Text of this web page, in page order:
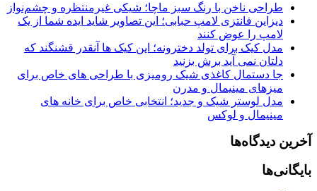
طراحی ناخن با رنگ سبز ماچا؛ شیکی غیرمنتظره و چشم‌نواز
دیزاین فانتزی لامپ حبابی؛ این تصاویر شاید ایده شما از یک
لامپ را عوض کنند
مدل کیک برای تولد دخترونه؛ این کیک ها آنقدر قشنگند که
دلتان نمی آید برش بزنید
جا دستمال کاغذی شیک رومیزی با طراحی های خاص برای
میزهای مینیمال و مدرن
مدل لوستر شیک و جدید؛ انتخابی خاص برای خانه های
مینیمال و لوکس
آخرین دیدگاه‌ها
بایگانی‌ها